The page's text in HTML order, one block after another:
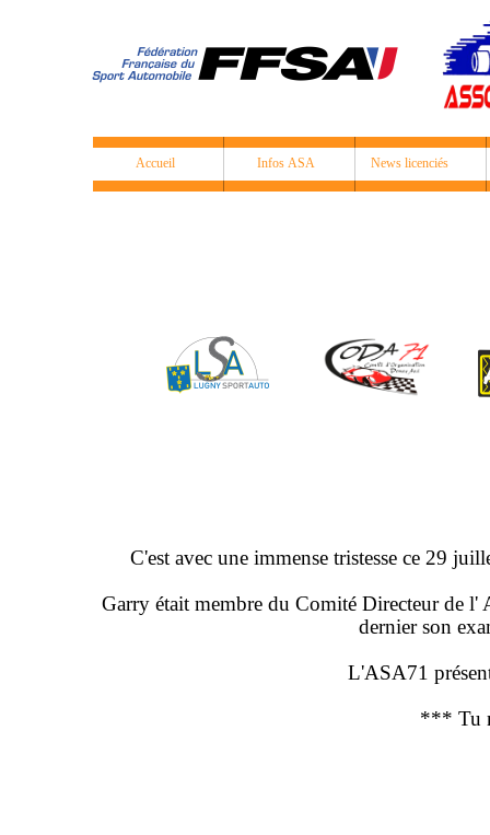
C'est avec une immense tristesse ce 29
Garry était membre du Comité Directeur de
dernier son
L'ASA71
*** Tu
Accueil Infos ASA News licenciés